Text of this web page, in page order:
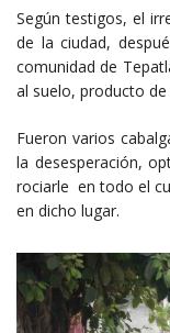
Según testigos, el
de la ciudad,
comunidad de
al suelo, producto
Fueron varios
la desesperación,
rociarle en todo el
en dicho lugar.